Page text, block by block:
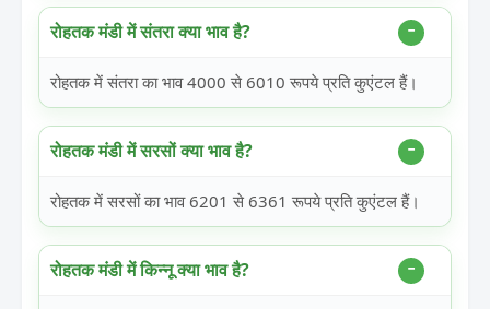
रोहतक मंडी में संतरा क्या भाव है?
रोहतक में संतरा का भाव 4000 से 6010 रूपये प्रति कुएंटल हैं।
रोहतक मंडी में सरसों क्या भाव है?
रोहतक में सरसों का भाव 6201 से 6361 रूपये प्रति कुएंटल हैं।
रोहतक मंडी में किन्नू क्या भाव है?